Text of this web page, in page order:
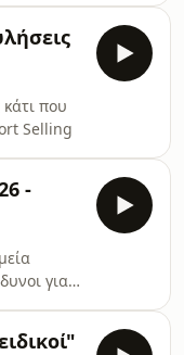
που
Selling
-
για